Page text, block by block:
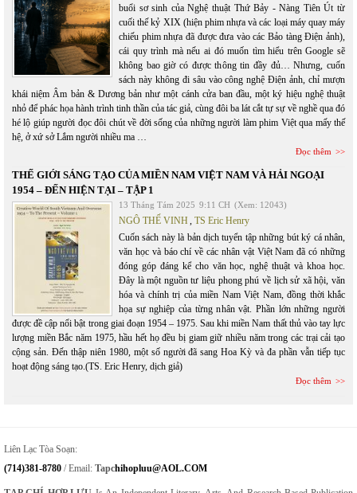
buổi sơ sinh của Nghệ thuật Thứ Bảy - Nàng Tiên Út từ
cuối thế kỷ XIX (hiện phim nhựa và các loại máy quay máy
chiếu phim nhựa đã được đưa vào các Bảo tàng Điện ảnh),
cái quy trình mà nếu ai đó muốn tìm hiểu trên Google sẽ
không bao giờ có được thông tin đầy đủ… Nhưng, cuốn
sách này không đi sâu vào công nghệ Điện ảnh, chỉ mượn
khái niệm Âm bản & Dương bản như một cánh cửa ban đầu, một ký hiệu nghệ thuật
nhỏ để phác họa hành trình tinh thần của tác giả, cùng đôi ba lát cắt tự sự về nghề qua đó
hé lộ giúp người đọc đôi chút về đời sống của những người làm phim Việt qua mấy thế
hệ, ở xứ sở Lắm người nhiều ma …
Đọc thêm
THẾ GIỚI SÁNG TẠO CỦA MIỀN NAM VIỆT NAM VÀ HẢI NGOẠI
1954 – ĐẾN HIỆN TẠI – TẬP 1
13 Tháng Tám 2025 9:11 CH (Xem: 12043)
NGÔ THẾ VINH, TS Eric Henry
Cuốn sách này là bản dịch tuyển tập những bút ký cá nhân,
văn học và báo chí về các nhân vật Việt Nam đã có những
đóng góp đáng kể cho văn học, nghệ thuật và khoa học.
Đây là một nguồn tư liệu phong phú về lịch sử xã hội, văn
hóa và chính trị của miền Nam Việt Nam, đồng thời khắc
họa sự nghiệp của từng nhân vật. Phần lớn những người
được đề cập nổi bật trong giai đoạn 1954 – 1975. Sau khi miền Nam thất thủ vào tay lực
lượng miền Bắc năm 1975, hầu hết họ đều bị giam giữ nhiều năm trong các trại cải tạo
cộng sản. Đến thập niên 1980, một số người đã sang Hoa Kỳ và đa phần vẫn tiếp tục
hoạt động sáng tạo.(TS. Eric Henry, dịch giả)
Đọc thêm
Liên Lạc Tòa Soạn:
(714)381-8780 / Email: TapcHihopluu@AOL.COM